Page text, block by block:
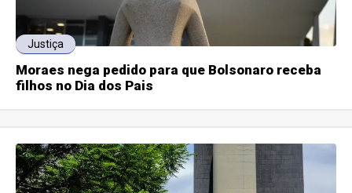
Justiça
Moraes nega pedido para que Bolsonaro receba
filhos no Dia dos Pais